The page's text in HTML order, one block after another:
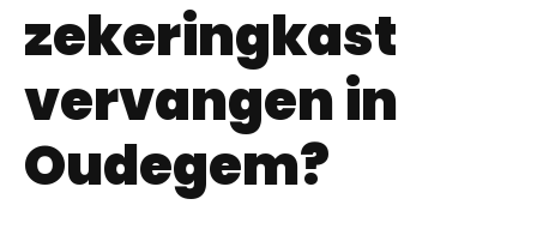
zekeringkast
vervangen in
Oudegem?